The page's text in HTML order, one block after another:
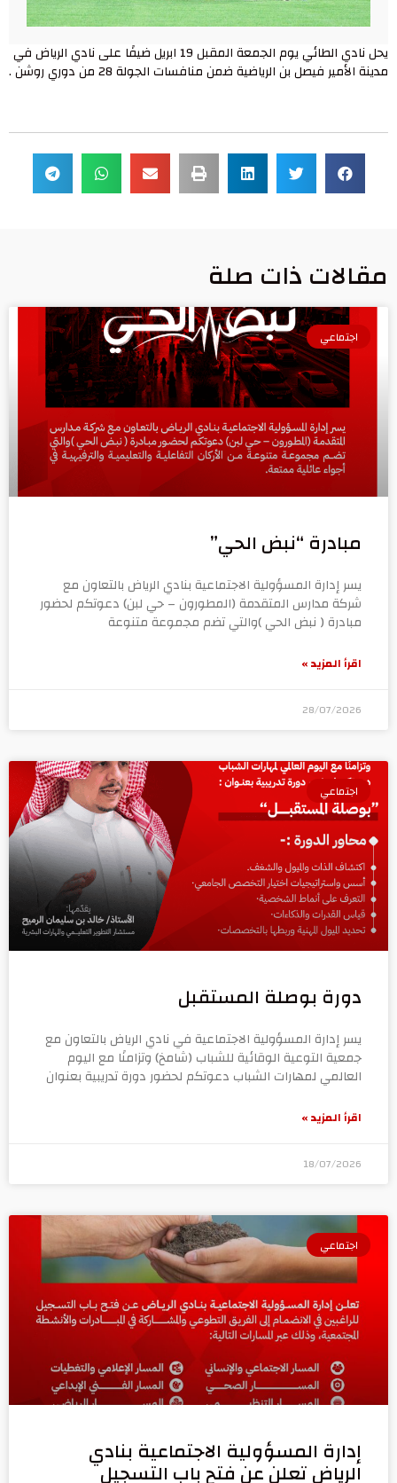
يحل نادي الطائي يوم الجمعة المقبل 19 ابريل ضيفًا على نادي الرياض في
مدينة الأمير فيصل بن الرياضية ضمن منافسات الجولة 28 من دوري روشن .
مقالات ذات صلة
اجتماعي
مبادرة “نبض الحي”
يسر إدارة المسؤولية الاجتماعية بنادي الرياض بالتعاون مع
شركة مدارس المتقدمة (المطورون – حي لبن) دعوتكم لحضور
مبادرة ( نبض الحي )والتي تضم مجموعة متنوعة
اقرأ المزيد »
28/07/2026
اجتماعي
دورة بوصلة المستقبل
يسر إدارة المسؤولية الاجتماعية في نادي الرياض بالتعاون مع
جمعية التوعية الوقائية للشباب (شامخ) وتزامنًا مع اليوم
العالمي لمهارات الشباب دعوتكم لحضور دورة تدريبية بعنوان
اقرأ المزيد »
18/07/2026
اجتماعي
إدارة المسؤولية الاجتماعية بنادي
الرياض تعلن عن فتح باب التسجيل